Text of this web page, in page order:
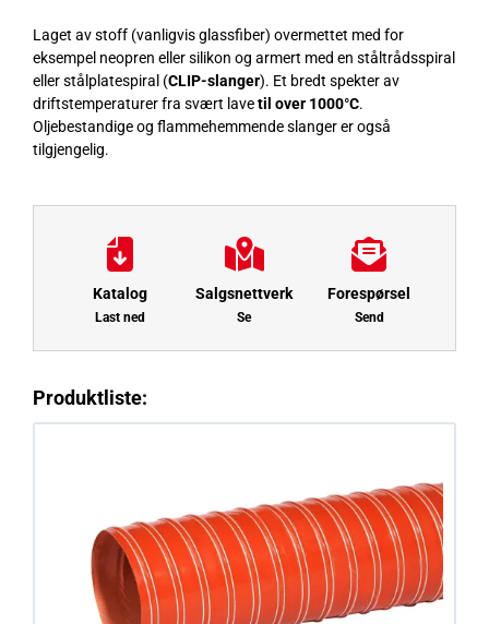
Laget av stoff (vanligvis glassfiber) overmettet med for
eksempel neopren eller silikon og armert med en ståltrådsspiral
eller stålplatespiral (CLIP-slanger). Et bredt spekter av
driftstemperaturer fra svært lavetil over 1000°C.
Oljebestandige og flammehemmende slanger er også
tilgjengelig.
Katalog
Last ned
Salgsnettverk
Se
Forespørsel
Send
Produktliste: